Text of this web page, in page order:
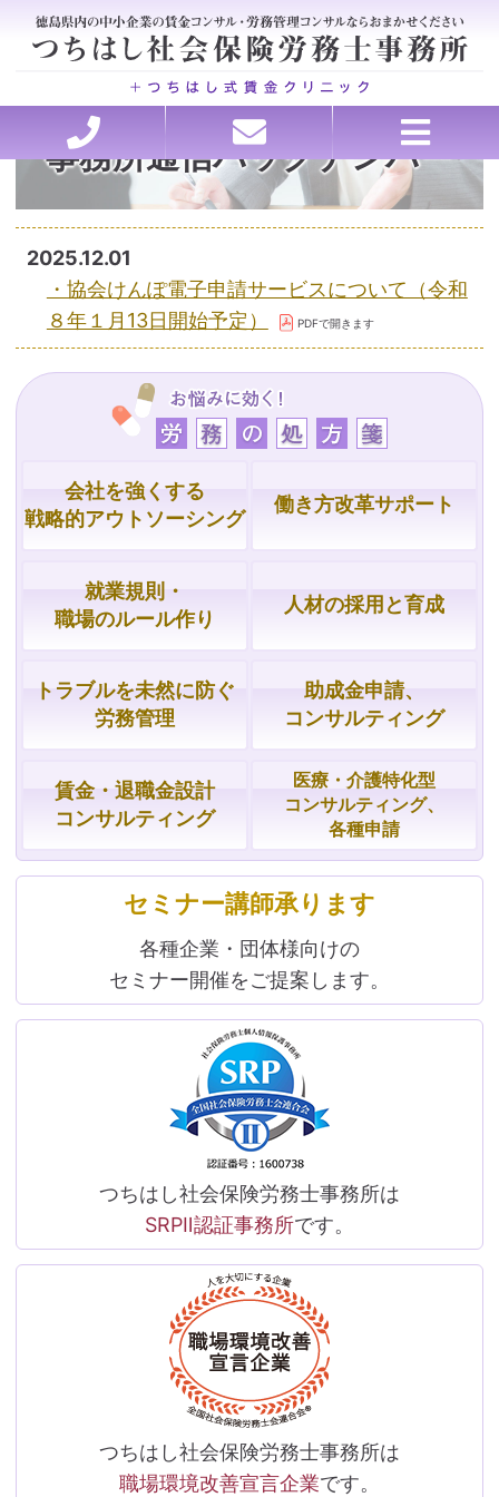
ホーム
労務の処方箋
ごあいさつ
理念・行動指針
お客様の声
事務所概要
アクセス
料金
セミナー講師承ります
お問い合わせ
事務所通信バックナンバー
2025.12.01
・協会けんぽ電子申請サービスについて（令和
８年１月13日開始予定）
会社を強くする
戦略的アウトソーシング
働き方改革サポート
就業規則・
職場のルール作り
人材の採用と育成
トラブルを未然に防ぐ
労務管理
助成金申請、
コンサルティング
賃金・ 退職金設計
コンサルティング
医療・介護特化型
コンサルティング、
各種申請
セミナー講師承ります
各種企業・団体様向けの
セミナー開催をご提案します。
つちはし社会保険労務士事務所は
SRPⅡ認証事務所です。
つちはし社会保険労務士事務所は
職場環境改善宣言企業です。